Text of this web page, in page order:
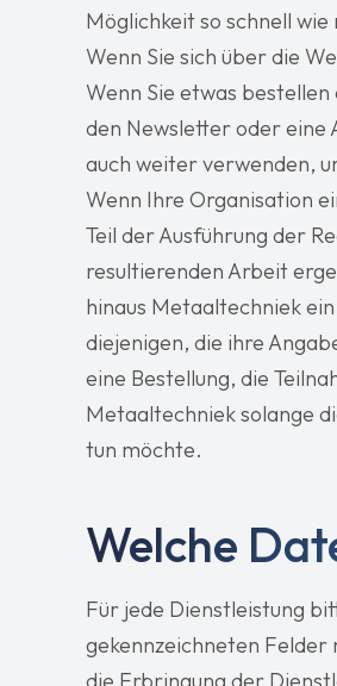
Möglichkeit so schnell
Wenn Sie sich über die
Wenn Sie etwas
den Newsletter oder
auch weiter verwenden,
Wenn Ihre Organisation
Teil der Ausführung der
resultierenden Arbeit
hinaus Metaaltechniek
diejenigen, die ihre
eine Bestellung, die
Metaaltechniek solange
tun möchte.
Welche
Für jede Dienstleistung
gekennzeichneten
die Erbringung der